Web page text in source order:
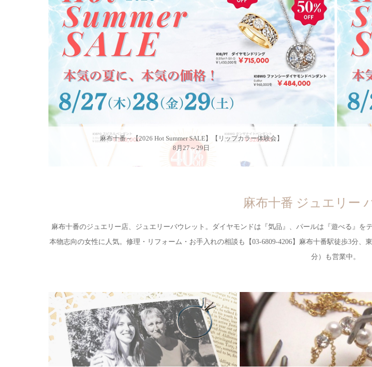
麻布十番～【2026 Hot Summer SALE】【リップカラー体験会】
8月27～29日
麻布十番 ジュエリー
麻布十番のジュエリー店、ジュエリーバウレット。ダイヤモンドは『気品』、パールは『遊べる』
本物志向の女性に人気。修理・リフォーム・お手入れの相談も【03-6809-4206】麻布十番駅徒歩3分
分）も営業中。